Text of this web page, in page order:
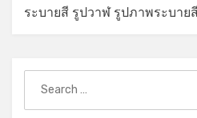
ระบายสี รูปวาฬ รูปภาพระบาย
for: